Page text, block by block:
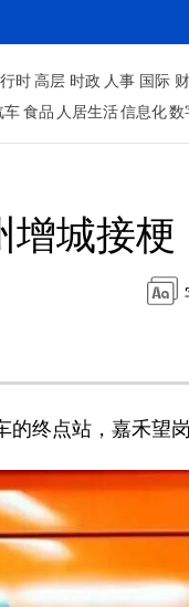
时高层 时政 人事 国际
车食品 人居生活信息化数
增城接
的终点站，嘉禾望